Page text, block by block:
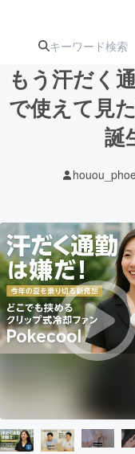
注目のリ 注
テクノロ
映像・映画
ビジネス
まちづく
CAMPFIRE for
もう汗だく
で使えて見
誕